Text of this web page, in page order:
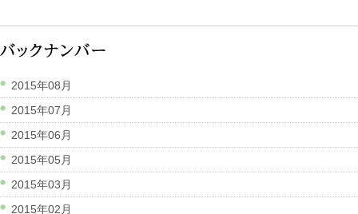
2015年08月
2015年07月
2015年06月
2015年05月
2015年03月
2015年02月